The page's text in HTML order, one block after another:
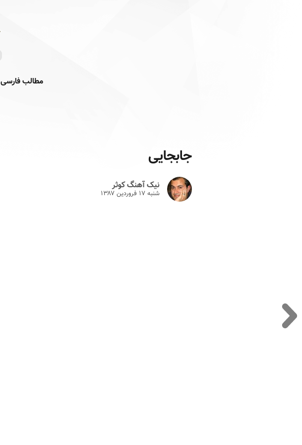
مطالب فارسی
جابجایی
نیک آهنگ کوثر
شنبه ۱۷ فروردين ۱۳۸۷